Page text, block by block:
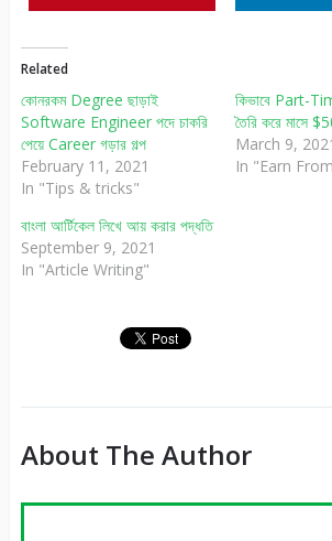
Related
কোনরকম Degree ছাড়াই
Software Engineer পদে চাকরি
পেয়ে Career গড়ার গল্প
February 11, 2021
In "Tips & tricks"
কিভাবে Part-
তৈরি করে মাসে
March 9,
In "Earn
বাংলা আর্টিকেল লিখে আয় করার পদ্ধতি
September 9, 2021
In "Article Writing"
About The Author